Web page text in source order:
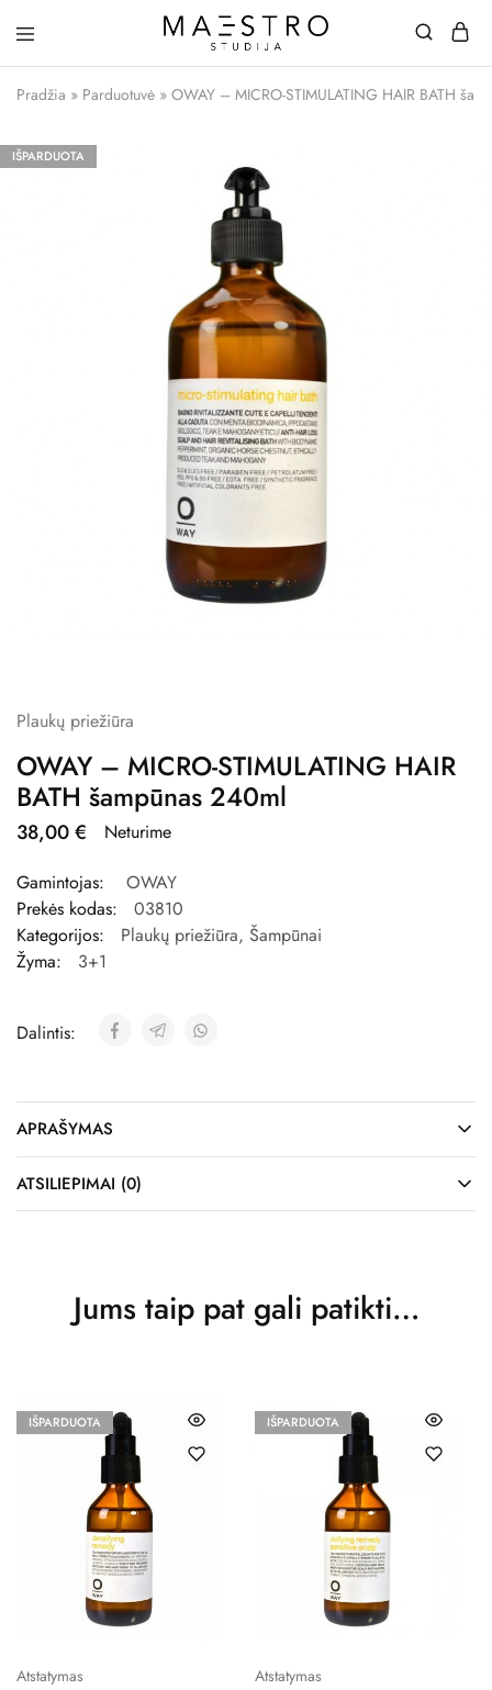
Studija
Pradžia » Parduotuvė » OWAY – MICRO-STIMULATING HAIR BATH
IŠPARDUOTA
Plaukų priežiūra
OWAY – MICRO-STIMULATING HAIR
BATH šampūnas 240ml
38,00€
Neturime
Gamintojas:
OWAY
Prekės kodas:
03810
Kategorijos:
Plaukų priežiūra, Šampūnai
Žyma:
3+1
Dalintis:
APRAŠYMAS
ATSILIEPIMAI (0)
Jums taip pat gali patikti…
IŠPARDUOTA
Atstatymas
IŠPARDUOTA
Atstatymas